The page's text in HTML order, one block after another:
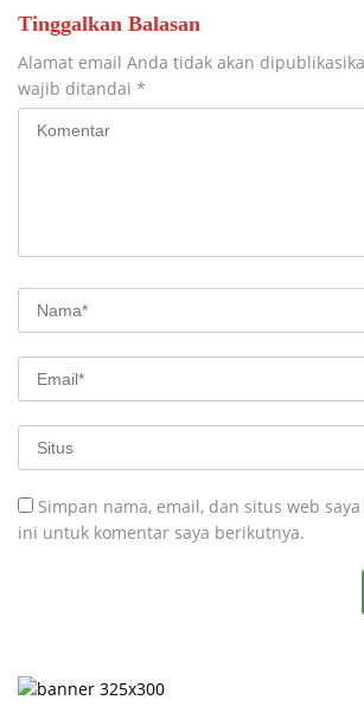
Tinggalkan Balasan
Alamat email Anda tidak akan
wajib ditandai *
Simpan nama, email, dan situs web
ini untuk komentar saya berikutnya.